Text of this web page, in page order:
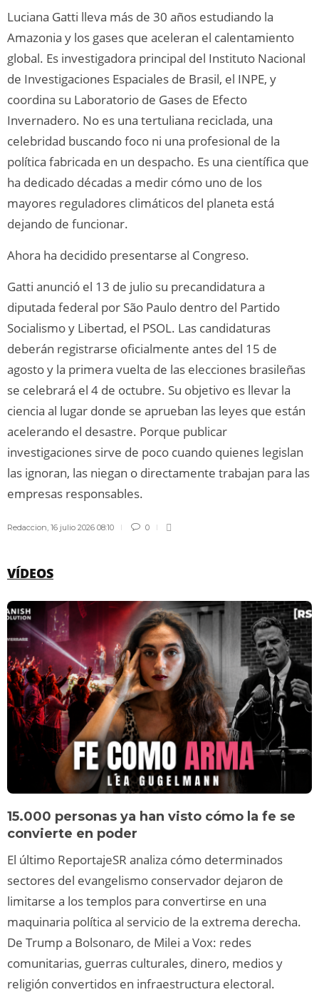
Luciana Gatti lleva más de 30 años estudiando la
Amazonia y los gases que aceleran el calentamiento
global. Es investigadora principal del Instituto Nacional
de Investigaciones Espaciales de Brasil, el INPE, y
coordina su Laboratorio de Gases de Efecto
Invernadero. No es una tertuliana reciclada, una
celebridad buscando foco ni una profesional de la
política fabricada en un despacho. Es una científica que
ha dedicado décadas a medir cómo uno de los
mayores reguladores climáticos del planeta está
dejando de funcionar.
Ahora ha decidido presentarse al Congreso.
Gatti anunció el 13 de julio su precandidatura a
diputada federal por São Paulo dentro del Partido
Socialismo y Libertad, el PSOL. Las candidaturas
deberán registrarse oficialmente antes del 15 de
agosto y la primera vuelta de las elecciones brasileñas
se celebrará el 4 de octubre. Su objetivo es llevar la
ciencia al lugar donde se aprueban las leyes que están
acelerando el desastre. Porque publicar
investigaciones sirve de poco cuando quienes legislan
las ignoran, las niegan o directamente trabajan para las
empresas responsables.
Redaccion, 16 julio 2026 08:10 0
VÍDEOS
15.000 personas ya han visto cómo la fe se
convierte en poder
El último ReportajeSR analiza cómo determinados
sectores del evangelismo conservador dejaron de
limitarse a los templos para convertirse en una
maquinaria política al servicio de la extrema derecha.
De Trump a Bolsonaro, de Milei a Vox: redes
comunitarias, guerras culturales, dinero, medios y
religión convertidos en infraestructura electoral.